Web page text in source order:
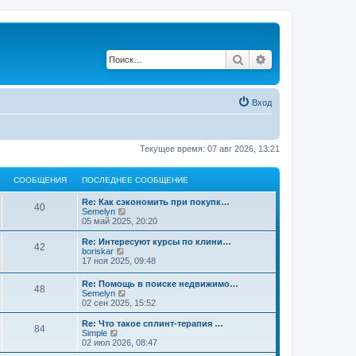
Поиск
Вход
Текущее время: 07 авг 2026, 13:21
СООБЩЕНИЯ ПОСЛЕДНЕЕ СООБЩЕНИЕ
40
Re: Как сэкономить при покупк…
Semelyn
е
р
е
т
и
к
п
с
л
е
н
е
05 май 2025, 20:20
42
Re: Интересуют курсы по клини…
boriskar
е
й
т
и
к
п
с
17 ноя 2025, 09:48
48
Re: Помощь в поиске недвижимо…
Semelyn
е
р
е
т
02 сен 2025, 15:52
84
Re: Что такое сплинт-терапия …
Simple
е
р
02 июл 2026, 08:47